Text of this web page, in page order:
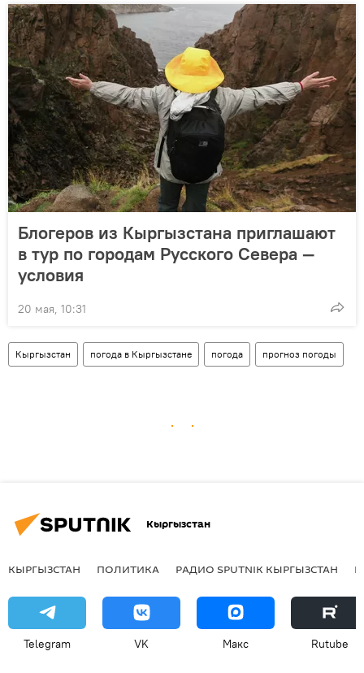
Блогеров из Кыргызстана приглашают
в тур по городам Русского Севера —
условия
20 мая, 10:31
Кыргызстан погода в Кыргызстане погода прогноз погоды
Кыргызстан
КЫРГЫЗСТАН ПОЛИТИКА РАДИО SPUTNIK КЫРГЫЗСТАН
Telegram VK Макс Rutube